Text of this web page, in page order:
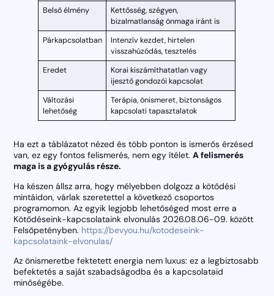
Belső élmény
Kettősség, szégyen,
bizalmatlanság önmaga iránt is
Párkapcsolatban
Intenzív kezdet, hirtelen
visszahúzódás, tesztelés
Eredet
Korai kiszámíthatatlan vagy
ijesztő gondozói kapcsolat
Változási
lehetőség
Terápia, önismeret, biztonságos
kapcsolati tapasztalatok
Ha ezt a táblázatot nézed és több ponton is ismerős érzésed
van, ez egy fontos felismerés, nem egy ítélet.A felismerés
maga is a gyógyulás része.
Ha készen állsz arra, hogy mélyebben dolgozz a kötődési
mintáidon, várlak szeretettel a következő csoportos
programomon. Az egyik legjobb lehetőséged most erre a
Kötődéseink-kapcsolataink elvonulás 2026.08.06-09. között
Felsőpetényben. https://bevyou.hu/kotodeseink-
kapcsolataink-elvonulas/
Az önismeretbe fektetett energia nem luxus: ez a legbiztosabb
befektetés a saját szabadságodba és a kapcsolataid
minőségébe.